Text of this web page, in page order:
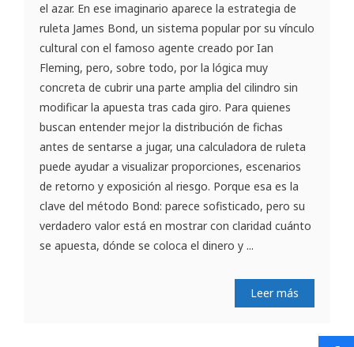
el azar. En ese imaginario aparece la estrategia de
ruleta James Bond, un sistema popular por su vínculo
cultural con el famoso agente creado por Ian
Fleming, pero, sobre todo, por la lógica muy
concreta de cubrir una parte amplia del cilindro sin
modificar la apuesta tras cada giro. Para quienes
buscan entender mejor la distribución de fichas
antes de sentarse a jugar, una calculadora de ruleta
puede ayudar a visualizar proporciones, escenarios
de retorno y exposición al riesgo. Porque esa es la
clave del método Bond: parece sofisticado, pero su
verdadero valor está en mostrar con claridad cuánto
se apuesta, dónde se coloca el dinero y ...
Leer más